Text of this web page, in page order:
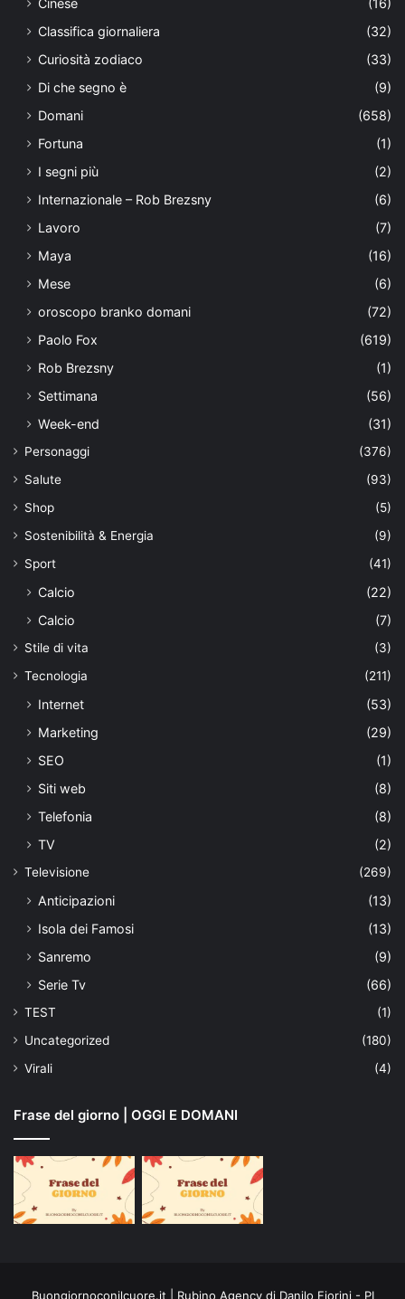
Classifica giornaliera
(32)
Curiosità zodiaco
(33)
Di che segno è
(9)
Domani
(658)
Fortuna
(1)
I segni più
(2)
Internazionale – Rob Brezsny
(6)
Lavoro
(7)
Maya
(16)
Mese
(6)
oroscopo branko domani
(72)
Paolo Fox
(619)
Rob Brezsny
(1)
Settimana
(56)
Week-end
(31)
Personaggi
(376)
Salute
(93)
Shop
(5)
Sostenibilità & Energia
(9)
Sport
(41)
Calcio
(22)
Calcio
(7)
Stile di vita
(3)
Tecnologia
(211)
Internet
(53)
Marketing
(29)
SEO
(1)
Siti web
(8)
Telefonia
(8)
TV
(2)
Televisione (269)
Anticipazioni
(13)
Isola dei Famosi
(13)
Sanremo
(9)
Serie Tv
(66)
TEST
(1)
Uncategorized
(180)
Virali
(4)
Frase del giorno | OGGI E DOMANI
Buongiornoconilcuore.it | Rubino Agency di Danilo Fiorini - PI